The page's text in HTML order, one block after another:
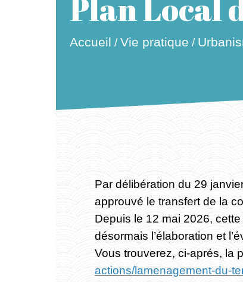
Plan Local
Accueil /Vie pratique /
Par délibération du 29
approuvé le transfert de la
Depuis le 12 mai 2026,
désormais l’élaboration et
Vous trouverez, ci-aprés, la
actions/lamenagement-du-